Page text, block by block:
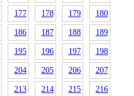
177 178 179 180
186 187 188 189
195 196 197 198
204 205 206 207
213 214 215 216